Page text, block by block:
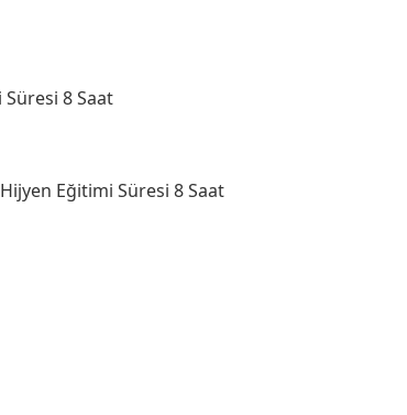
Süresi 8 Saat
Eğitimi Süresi 8 Saat